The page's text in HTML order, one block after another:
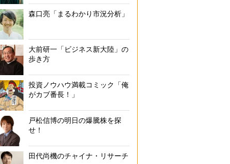
森口亮「まるわかり市況分析」
大前研一「ビジネス新大陸」の
歩き方
投資ノウハウ満載コミック「俺
がカブ番長！」
戸松信博の明日の爆騰株を探
せ！
田代尚機のチャイナ・リサーチ